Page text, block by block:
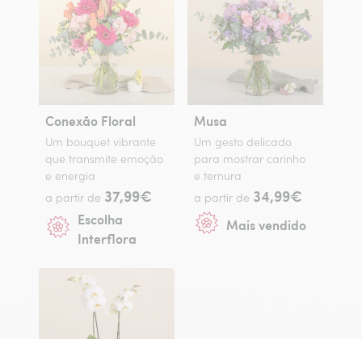
Conexão Floral
Um bouquet vibrante
que transmite emoção
e energia
a partir de 37,99€
Escolha
Interflora
Musa
Um gesto delicado
para mostrar carinho
e ternura
a partir de 34,99€
Mais vendido